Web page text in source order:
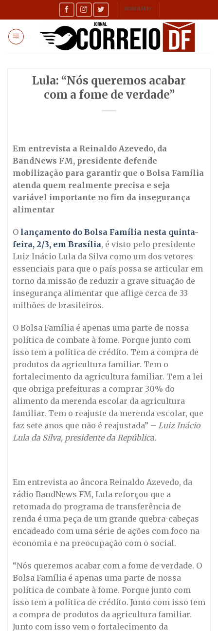
to
content
SEMANÁRIO
Lula: “Nós queremos acabar
com a fome de verdade”
Em entrevista a Reinaldo Azevedo, da
BandNews FM, presidente defende
mobilização para garantir que o Bolsa Família
atenda quem realmente precisa e seja
variável importante no fim da insegurança
alimentar
O lançamento do Bolsa Família nesta quinta-
feira, 2/3, em Brasília, é visto pelo presidente
Luiz Inácio Lula da Silva como um dos vetores
essenciais para que o país possa se articular em
torno da missão de reduzir a grave situação de
insegurança alimentar que aflige cerca de 33
milhões de brasileiros.
O Bolsa Família é apenas uma parte de nossa
política de combate à fome. Porque junto com
isso tem a política de crédito. Tem a compra de
produtos da agricultura familiar. Tem o
fortalecimento da agricultura familiar. Tem a lei
que obriga prefeituras a comprar 30% do
alimento da merenda escolar da agricultura
familiar. Tem o reajuste da merenda escolar, que
faz sete anos que não é reajustada” – Luiz Inácio
Lula da Silva, presidente da República.
Em entrevista ao âncora Reinaldo Azevedo, da
rádio BandNews FM, Lula reforçou que a
retomada do programa de transferência de
renda é uma peça de um grande quebra-cabeças
encadeado com uma série de ações com foco na
economia e na preocupação com o social.
“Nós queremos acabar com a fome de verdade. O
Bolsa Família é apenas uma parte de nossa
política de combate à fome. Porque junto com
isso tem a política de crédito. Junto com isso tem
a compra de produtos da agricultura familiar.
Junto com isso vem o fortalecimento da